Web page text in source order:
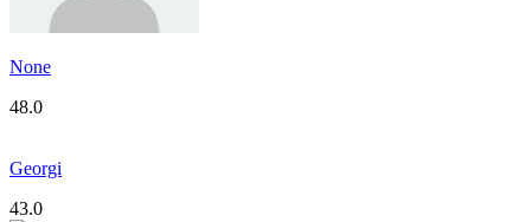
None
48.0
Georgi
43.0